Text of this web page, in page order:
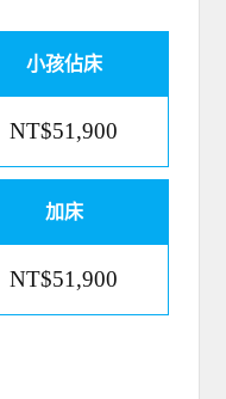
小孩佔床
NT$51,900
加床
NT$51,900